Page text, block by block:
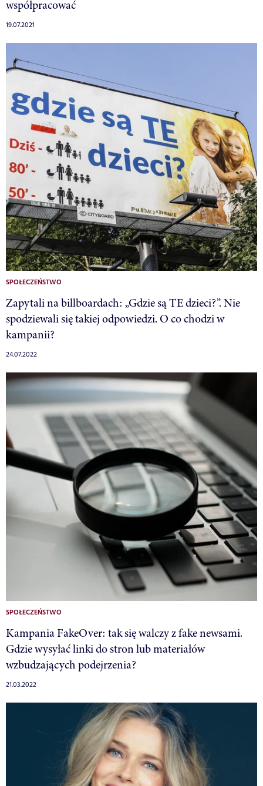
współpracować
19.07.2021
SPOŁECZEŃSTWO
Zapytali na billboardach: „Gdzie są TE dzieci?”. Nie
spodziewali się takiej odpowiedzi. O co chodzi w
kampanii?
24.07.2022
SPOŁECZEŃSTWO
Kampania FakeOver: tak się walczy z fake newsami.
Gdzie wysyłać linki do stron lub materiałów
wzbudzających podejrzenia?
21.03.2022